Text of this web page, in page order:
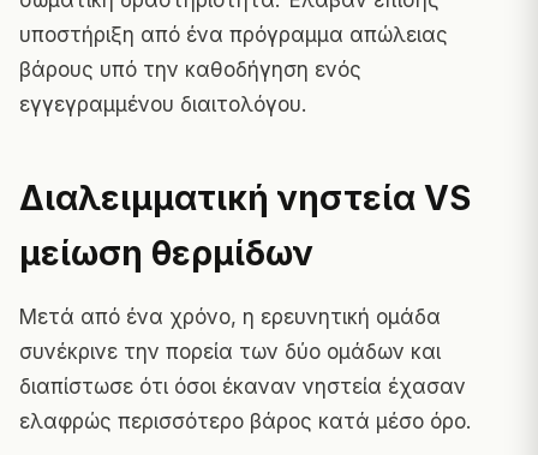
υποστήριξη από ένα πρόγραμμα απώλειας
βάρους υπό την καθοδήγηση ενός
εγγεγραμμένου διαιτολόγου.
Διαλειμματική νηστεία VS
μείωση θερμίδων
Μετά από ένα χρόνο, η ερευνητική ομάδα
συνέκρινε την πορεία των δύο ομάδων και
διαπίστωσε ότι όσοι έκαναν νηστεία έχασαν
ελαφρώς περισσότερο βάρος κατά μέσο όρο.